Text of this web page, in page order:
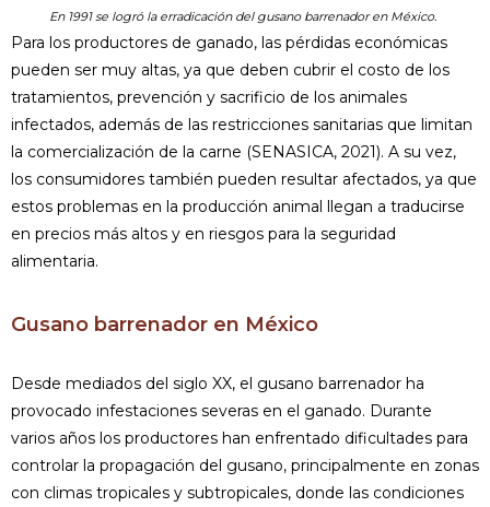
En 1991 se logró la erradicación del gusano barrenador en México.
Para los productores de ganado, las pérdidas económicas
pueden ser muy altas, ya que deben cubrir el costo de los
tratamientos, prevención y sacrificio de los animales
infectados, además de las restricciones sanitarias que limitan
la comercialización de la carne (SENASICA, 2021). A su vez,
los consumidores también pueden resultar afectados, ya que
estos problemas en la producción animal llegan a traducirse
en precios más altos y en riesgos para la seguridad
alimentaria.
Gusano barrenador en México
Desde mediados del siglo XX, el gusano barrenador ha
provocado infestaciones severas en el ganado. Durante
varios años los productores han enfrentado dificultades para
controlar la propagación del gusano, principalmente en zonas
con climas tropicales y subtropicales, donde las condiciones